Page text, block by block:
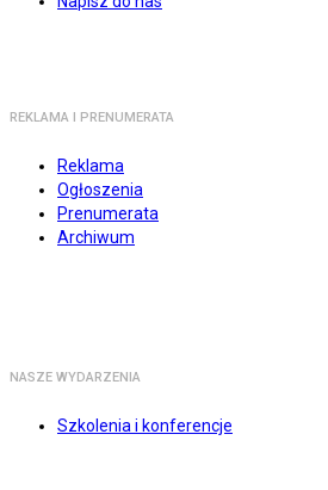
REKLAMA I PRENUMERATA
Reklama
Ogłoszenia
Prenumerata
Archiwum
NASZE WYDARZENIA
Szkolenia i konferencje